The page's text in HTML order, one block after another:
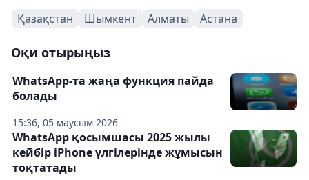
Қазақстан Шымкент Алматы Астана
Оқи отырыңыз
15:36, 05 маусым 2026
WhatsApp-та жаңа функция пайда
болады
WhatsApp қосымшасы 2025 жылы
кейбір iPhone үлгілерінде жұмысын
тоқтатады